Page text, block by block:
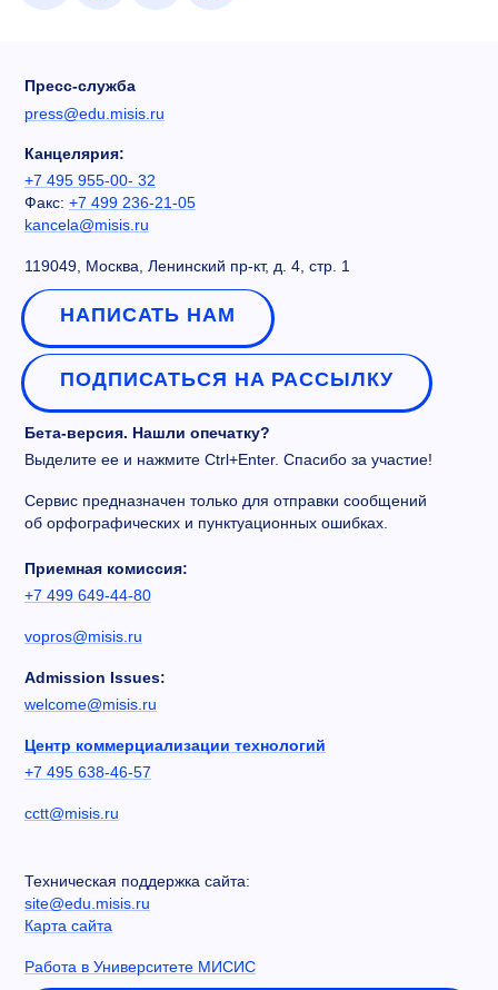
Пресс-служба
press@edu.misis.ru
Канцелярия:
+7 495 955-00- 32
Факс: +7 499 236-21-05
kancela@misis.ru
119049, Москва, Ленинский пр-кт, д. 4, стр. 1
НАПИСАТЬ НАМ
ПОДПИСАТЬСЯ НА РАССЫЛКУ
Бета-версия. Нашли опечатку?
Выделите ее и нажмите Ctrl+Enter. Спасибо за участие!
Сервис предназначен только для отправки сообщений
об орфографических и пунктуационных ошибках.
Приемная комиссия:
+7 499 649-44-80
vopros@misis.ru
Admission Issues:
welcome@misis.ru
Центр коммерциализации технологий
+7 495 638-46-57
cctt@misis.ru
Техническая поддержка сайта:
site@edu.misis.ru
Карта сайта
Работа в Университете МИСИС